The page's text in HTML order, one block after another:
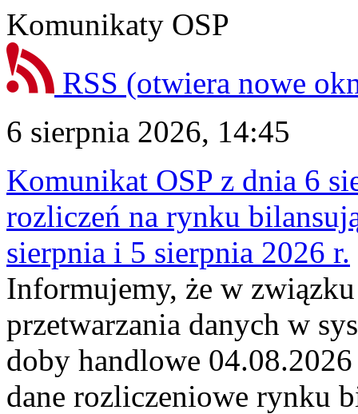
Komunikaty OSP
RSS (otwiera nowe
6 sierpnia 2026, 14:45
Komunikat OSP z dnia 6
rozliczeń na rynku
sierpnia i 5 sierpnia 2026 r.
Informujemy, że w
przetwarzania danych w
doby handlowe
dane rozliczeniowe rynku